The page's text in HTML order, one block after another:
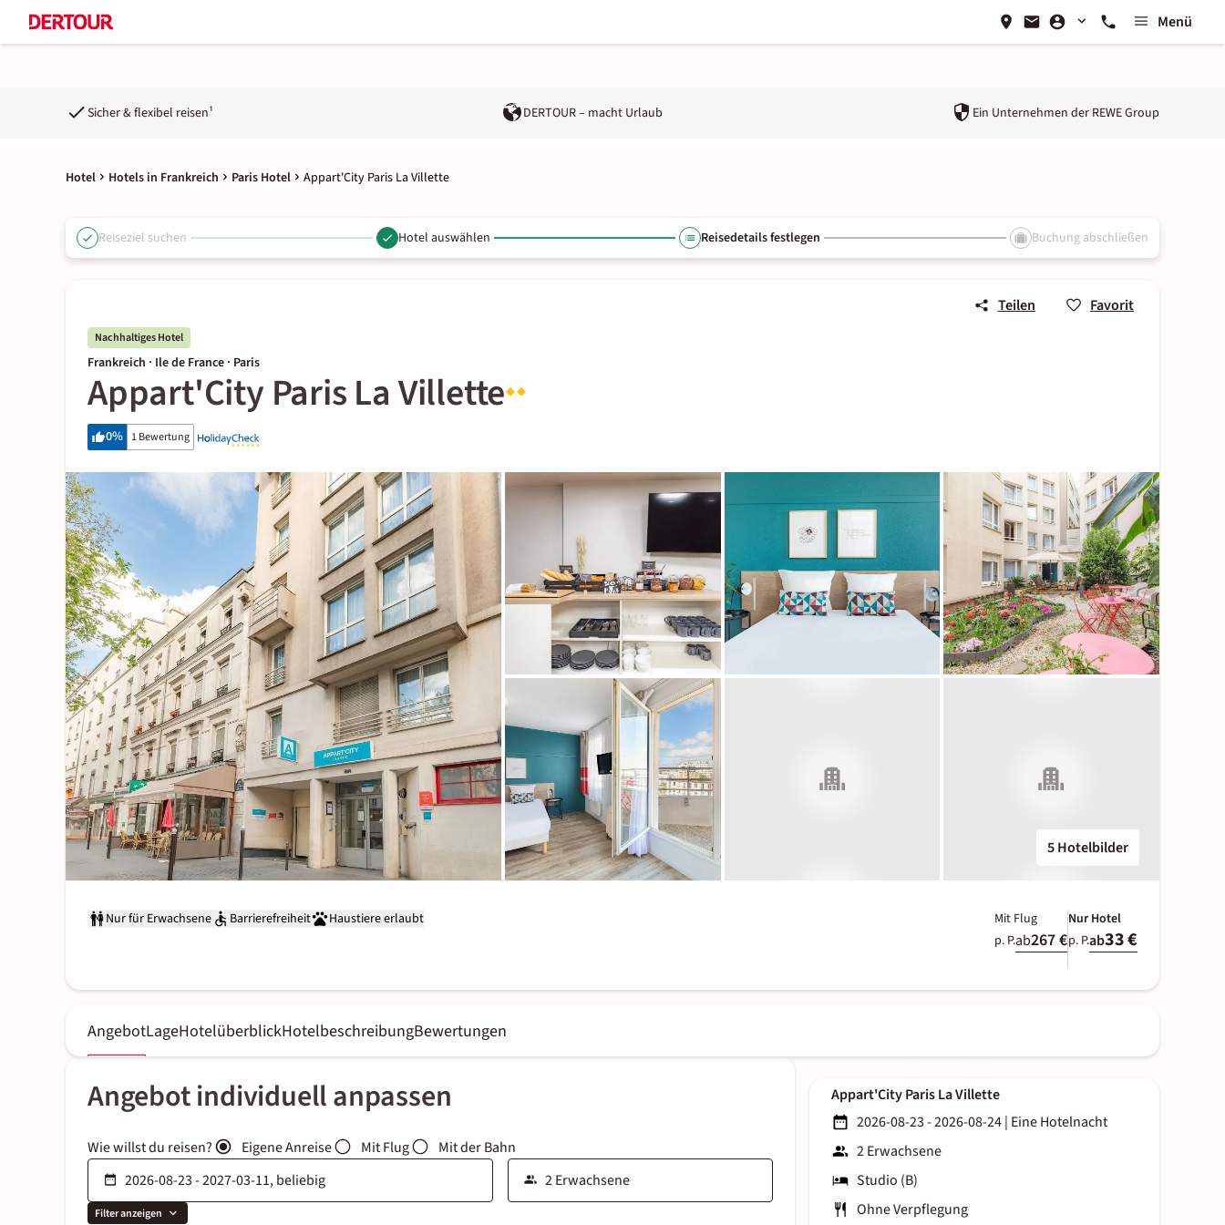
Menü
Sicher & flexibel reisen¹ DERTOUR – macht Urlaub Ein Unternehmen der REWE Group
Hotel Hotels in Frankreich Paris Hotel Appart'City Paris La Villette
Reiseziel suchen Hotel auswählen Reisedetails festlegen Buchung abschließen
Teilen Favorit
Nachhaltiges Hotel
Frankreich · Ile de France · Paris
Appart'City Paris La Villette
0% 1 Bewertung
5 Hotelbilder
Nur für Erwachsene Barrierefreiheit Haustiere erlaubt
Mit Flug
p. P.ab267 €
Nur Hotel
p. P.ab33 €
AngebotLageHotelüberblickHotelbeschreibungBewertungen
Angebot individuell anpassen
Wie willst du reisen? Eigene Anreise Mit Flug Mit der Bahn
Filter anzeigen
Appart'City Paris La Villette
2026-08-23 - 2026-08-24| Eine Hotelnacht
2 Erwachsene
Studio (B)
Ohne Verpflegung